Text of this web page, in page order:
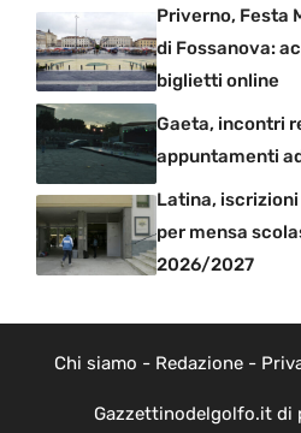
Priverno, Festa
di Fossanova:
biglietti online
Gaeta, incontri
appuntamenti
Latina,
per mensa
2026/2027
Chi siamo - Redazione-
Gazzettinodelgolfo.it di